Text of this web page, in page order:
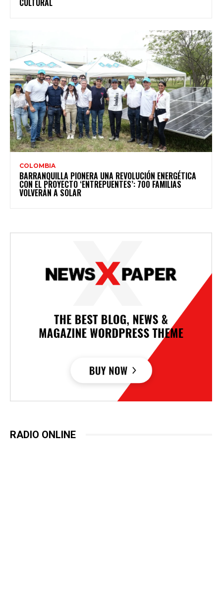
CULTURAL
COLOMBIA
BARRANQUILLA PIONERA UNA REVOLUCIÓN ENERGÉTICA
CON EL PROYECTO ‘ENTREPUENTES’: 700 FAMILIAS
VOLVERÁN A SOLAR
RADIO ONLINE